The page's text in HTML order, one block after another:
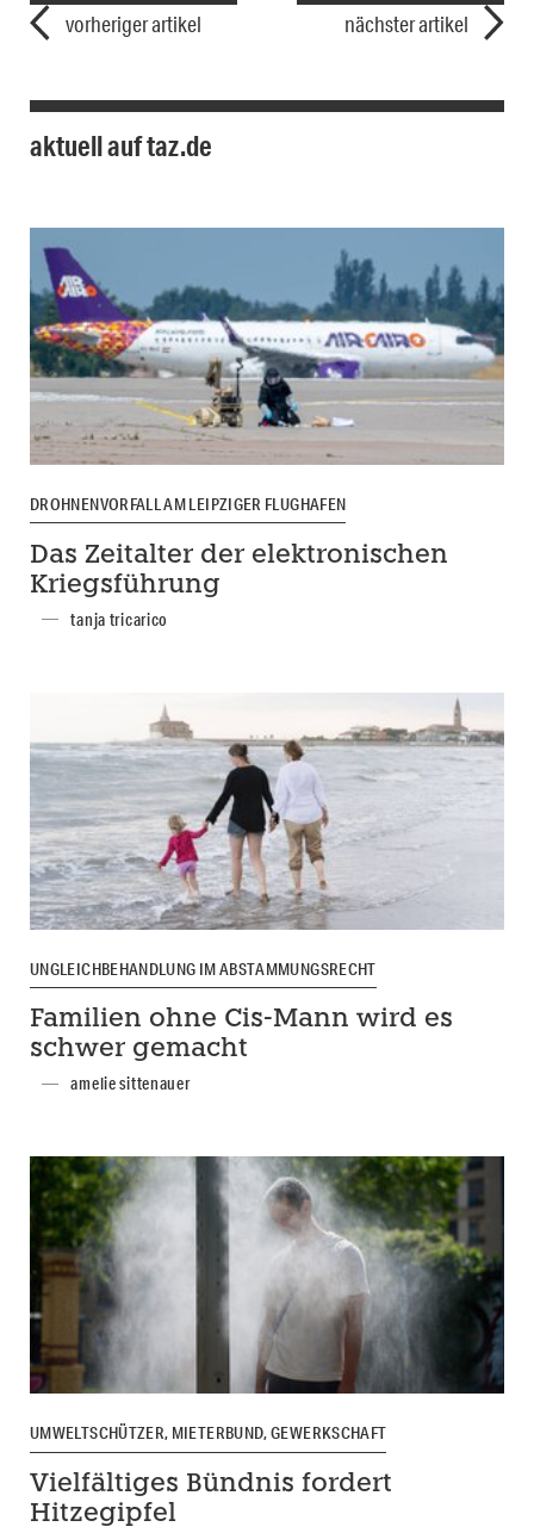
vorheriger artikel nächster artikel
aktuell auf taz.de
DROHNENVORFALL AM LEIPZIGER FLUGHAFEN
Das Zeitalter der elektronischen
Kriegsführung
tanja tricarico
UNGLEICHBEHANDLUNG IM ABSTAMMUNGSRECHT
Familien ohne Cis-Mann wird es
schwer gemacht
amelie sittenauer
UMWELTSCHÜTZER, MIETERBUND, GEWERKSCHAFT
Vielfältiges Bündnis fordert
Hitzegipfel